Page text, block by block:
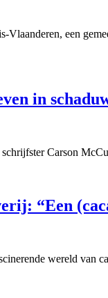
Vlaanderen, een
in
Carson
“Een
wereld van